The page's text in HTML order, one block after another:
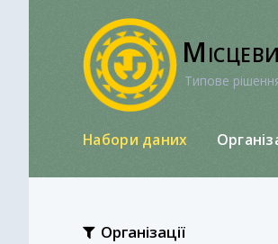
Типове
Набори даних
Організації